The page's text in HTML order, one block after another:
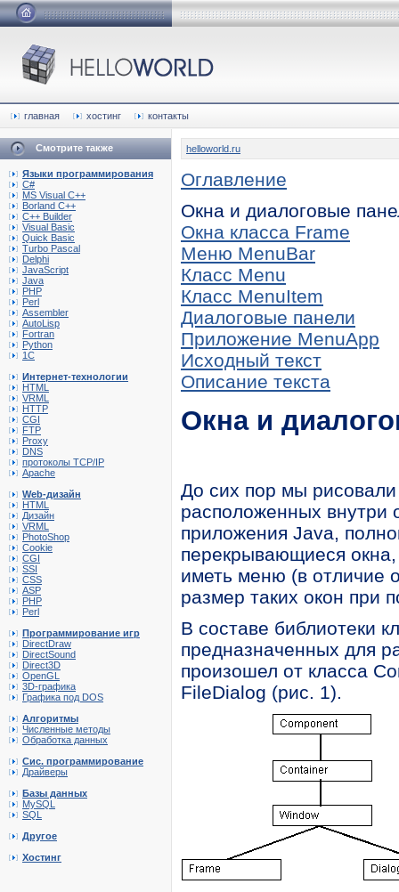
главная хостинг контакты
Смотрите также
Языки программирования
C#
MS Visual C++
Borland C++
C++ Builder
Visual Basic
Quick Basic
Turbo Pascal
Delphi
JavaScript
Java
PHP
Perl
Assembler
AutoLisp
Fortran
Python
1C
Интернет-технологии
HTML
VRML
HTTP
CGI
FTP
Proxy
DNS
протоколы TCP/IP
Apache
Web-дизайн
HTML
Дизайн
VRML
PhotoShop
Cookie
CGI
SSI
CSS
ASP
PHP
Perl
Программирование игр
DirectDraw
DirectSound
Direct3D
OpenGL
3D-графика
Графика под DOS
Алгоритмы
Численные методы
Обработка данных
Сис. программирование
Драйверы
Базы данных
MySQL
SQL
Другое
Хостинг
helloworld.ru
Оглавление
Окна и диалоговые
Окна класса Frame
Меню MenuBar
Класс Menu
Класс MenuItem
Диалоговые панели
Приложение MenuApp
Исходный текст
Описание текста
Окна и
До сих пор мы рисовали
расположенных внутри
приложения Java,
перекрывающиеся окна,
иметь меню (в отличие
размер таких окон
В составе библиотеки
предназначенных для
произошел от класса
FileDialog (рис. 1).